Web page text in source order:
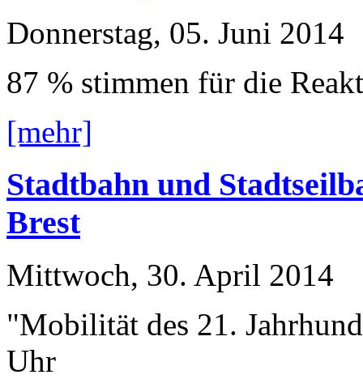
Donnerstag, 05. Juni 2014
87 % stimmen für die
[mehr]
Stadtbahn und
Brest
Mittwoch, 30. April 2014
"Mobilität des 21.
Uhr